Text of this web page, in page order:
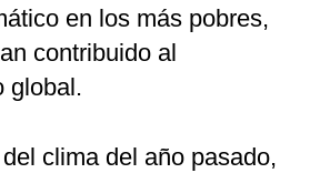
en los más pobres,
contribuido al
global.
clima del año pasado,